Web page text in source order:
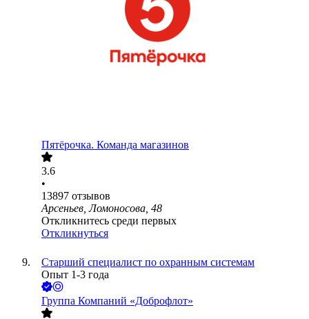
Пятёрочка. Команда магазинов
3.6
•
13897 отзывов
Арсеньев, Ломоносова, 48
Откликнитесь среди первых
Откликнуться
Старший специалист по охранным системам
Опыт 1-3 года
Группа Компаний «Доброфлот»